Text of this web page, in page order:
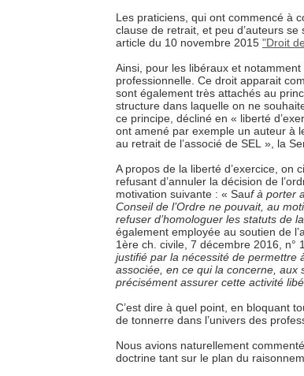
Les praticiens, qui ont commencé à
clause de retrait, et peu d’auteurs
article du 10 novembre 2015 "Droit
Ainsi, pour les libéraux et
professionnelle. Ce droit apparait
sont également très attachés au
structure dans laquelle on ne
ce principe, décliné en « liberté
ont amené par exemple un auteur à
au retrait de l’associé de SEL », la
A propos de la liberté d’exercice, on
refusant d’annuler la décision de
motivation suivante : « Sauf à porter
Conseil de l’Ordre ne pouvait, au
refuser d’homologuer les statuts de
également employée au soutien de
1ère ch. civile, 7 décembre 2016, n°
justifié par la nécessité de permettre
associée, en ce qui la concerne, aux
précisément assurer cette activité
C’est dire à quel point, en bloquant
de tonnerre dans l’univers des
Nous avions naturellement
doctrine tant sur le plan du